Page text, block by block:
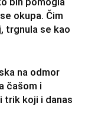
okupa. Čim
trgnula se kao
na odmor
čašom i
trik koji i danas